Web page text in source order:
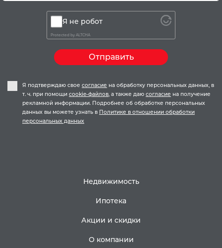
Я не робот
Protected by ALTCHA
Отправить
Я подтверждаю свое согласие на обработку персональных данных, в
т. ч. при помощи cookie-файлов, а также даю согласие на получение
рекламной информации. Подробнее об обработке персональных
данных вы можете узнать в Политике в отношении обработки
персональных данных
Недвижимость
Ипотека
Акции и скидки
О компании